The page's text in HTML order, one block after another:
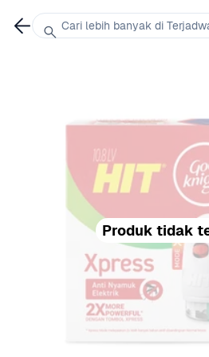
Produk tidak
Cari lebih banyak di